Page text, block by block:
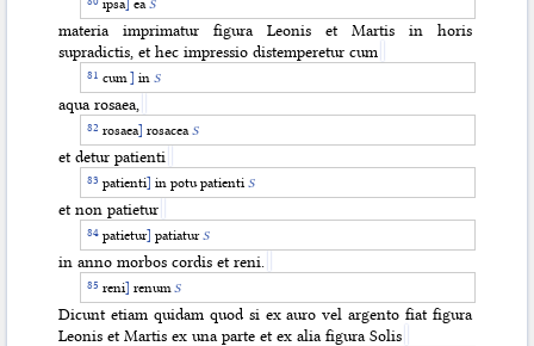
materia imprimatur figura Leonis et Martis in horis
supradictis, et hec impressio distemperetur cum
cum ] in S
aqua rosaea,
rosaea] rosacea S
et detur patienti
patienti] in potu patienti S
et non patietur
patietur] patiaturS
in anno morbos cordis et reni.
reni] renum S
Dicunt etiam quidam quod si ex auro vel argento fiat figura
Leonis et Martis ex una parte et ex alia figura Solis